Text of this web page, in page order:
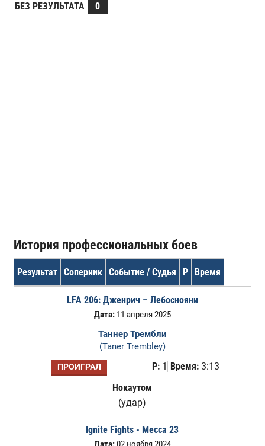
БЕЗ РЕЗУЛЬТАТА
0
История профессиональных боев
Результат Соперник Событие / Судья Р Время
LFA 206: Дженрич – Лебоснояни
Дата:11 апреля 2025
Таннер Трембли
(Taner Trembley)
ПРОИГРАЛ Р:1 Время:3:13
Нокаутом
(удар)
Ignite Fights - Mecca 23